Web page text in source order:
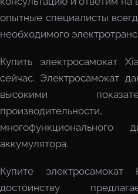
опытные специалисты
необходимого
Купить электросамокат
сейчас. Электросамокат
высокими
аккумулятора.
Купите
достоинству